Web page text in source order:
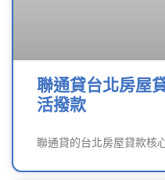
聯通貸台北房屋
活撥款
聯通貸的台北房屋貸款核